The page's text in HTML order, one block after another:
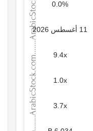
0.0%
11 أغسطس 2026
9.4x
1.0x
3.7x